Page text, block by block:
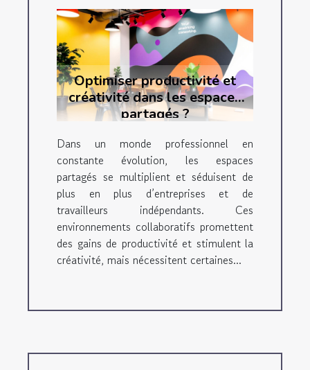
Optimiser productivité et
créativité dans les espaces
partagés ?
Dans un monde professionnel en
constante évolution, les espaces
partagés se multiplient et séduisent de
plus en plus d’entreprises et de
travailleurs indépendants. Ces
environnements collaboratifs promettent
des gains de productivité et stimulent la
créativité, mais nécessitent certaines...